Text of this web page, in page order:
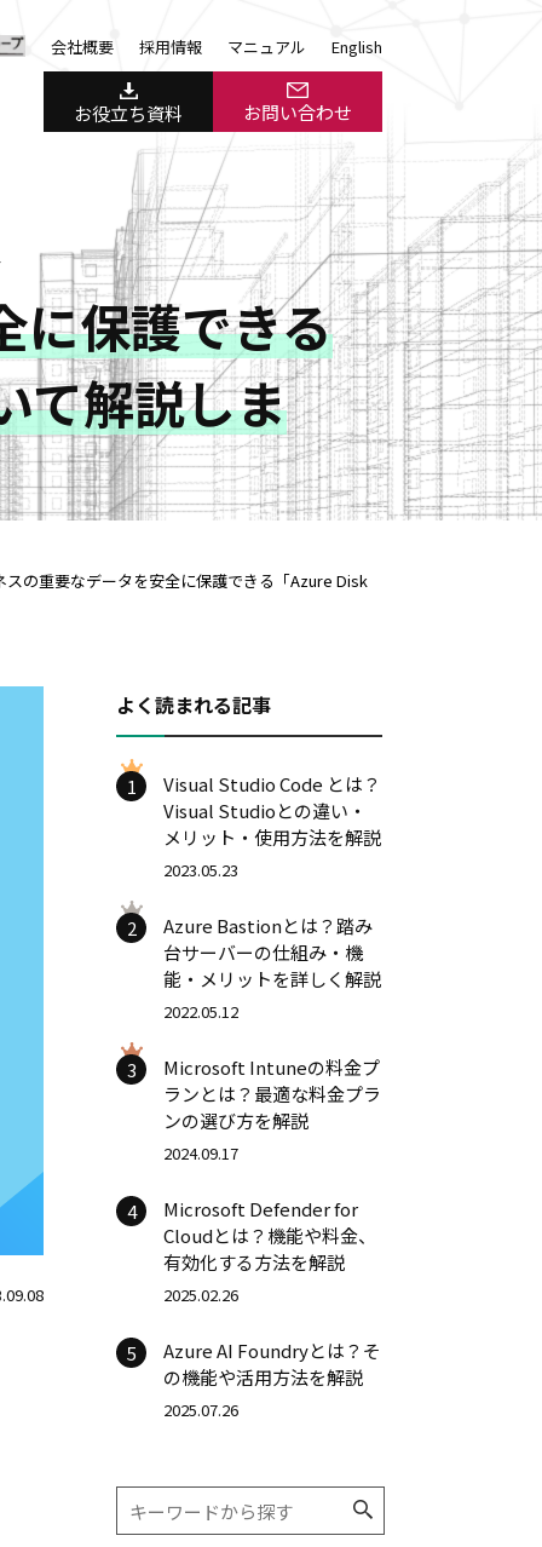
会社概要 採用情報 マニュアル English
お役立ち資料 お問い合わせ
に保護できる
て解説しま
スの重要なデータを安全に保護できる「Azure Disk
よく読まれる記事
1
Visual Studio Code とは？
Visual Studioとの違い・
メリット・使用方法を解説
2023.05.23
2
Azure Bastionとは？踏み
台サーバーの仕組み・機
能・メリットを詳しく解説
2022.05.12
3
Microsoft Intuneの料金プ
ランとは？最適な料金プラ
ンの選び方を解説
2024.09.17
4
Microsoft Defender for
Cloudとは？機能や料金、
有効化する方法を解説
2025.02.26
5
Azure AI Foundryとは？そ
の機能や活用方法を解説
2025.07.26